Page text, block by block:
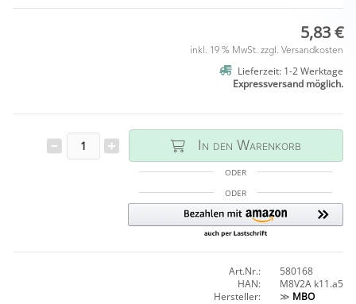
5,83 €
inkl. 19 % MwSt. zzgl. Versandkosten
Lieferzeit: 1-2 Werktage
Expressversand möglich.
In den Warenkorb
ODER
ODER
Art.Nr.:
580168
HAN:
M8V2A k11.a5
Hersteller:
≫ MBO